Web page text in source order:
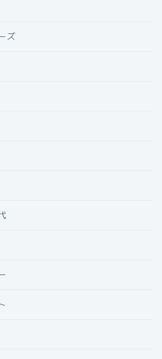
ズ